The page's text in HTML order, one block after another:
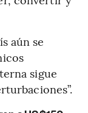
aún se
sigue